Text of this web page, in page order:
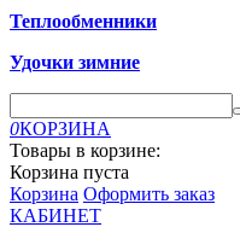
Теплообменники
Удочки зимние
0КОРЗИНА
Товары в корзине:
Корзина пуста
Корзина Оформить заказ
КАБИНЕТ